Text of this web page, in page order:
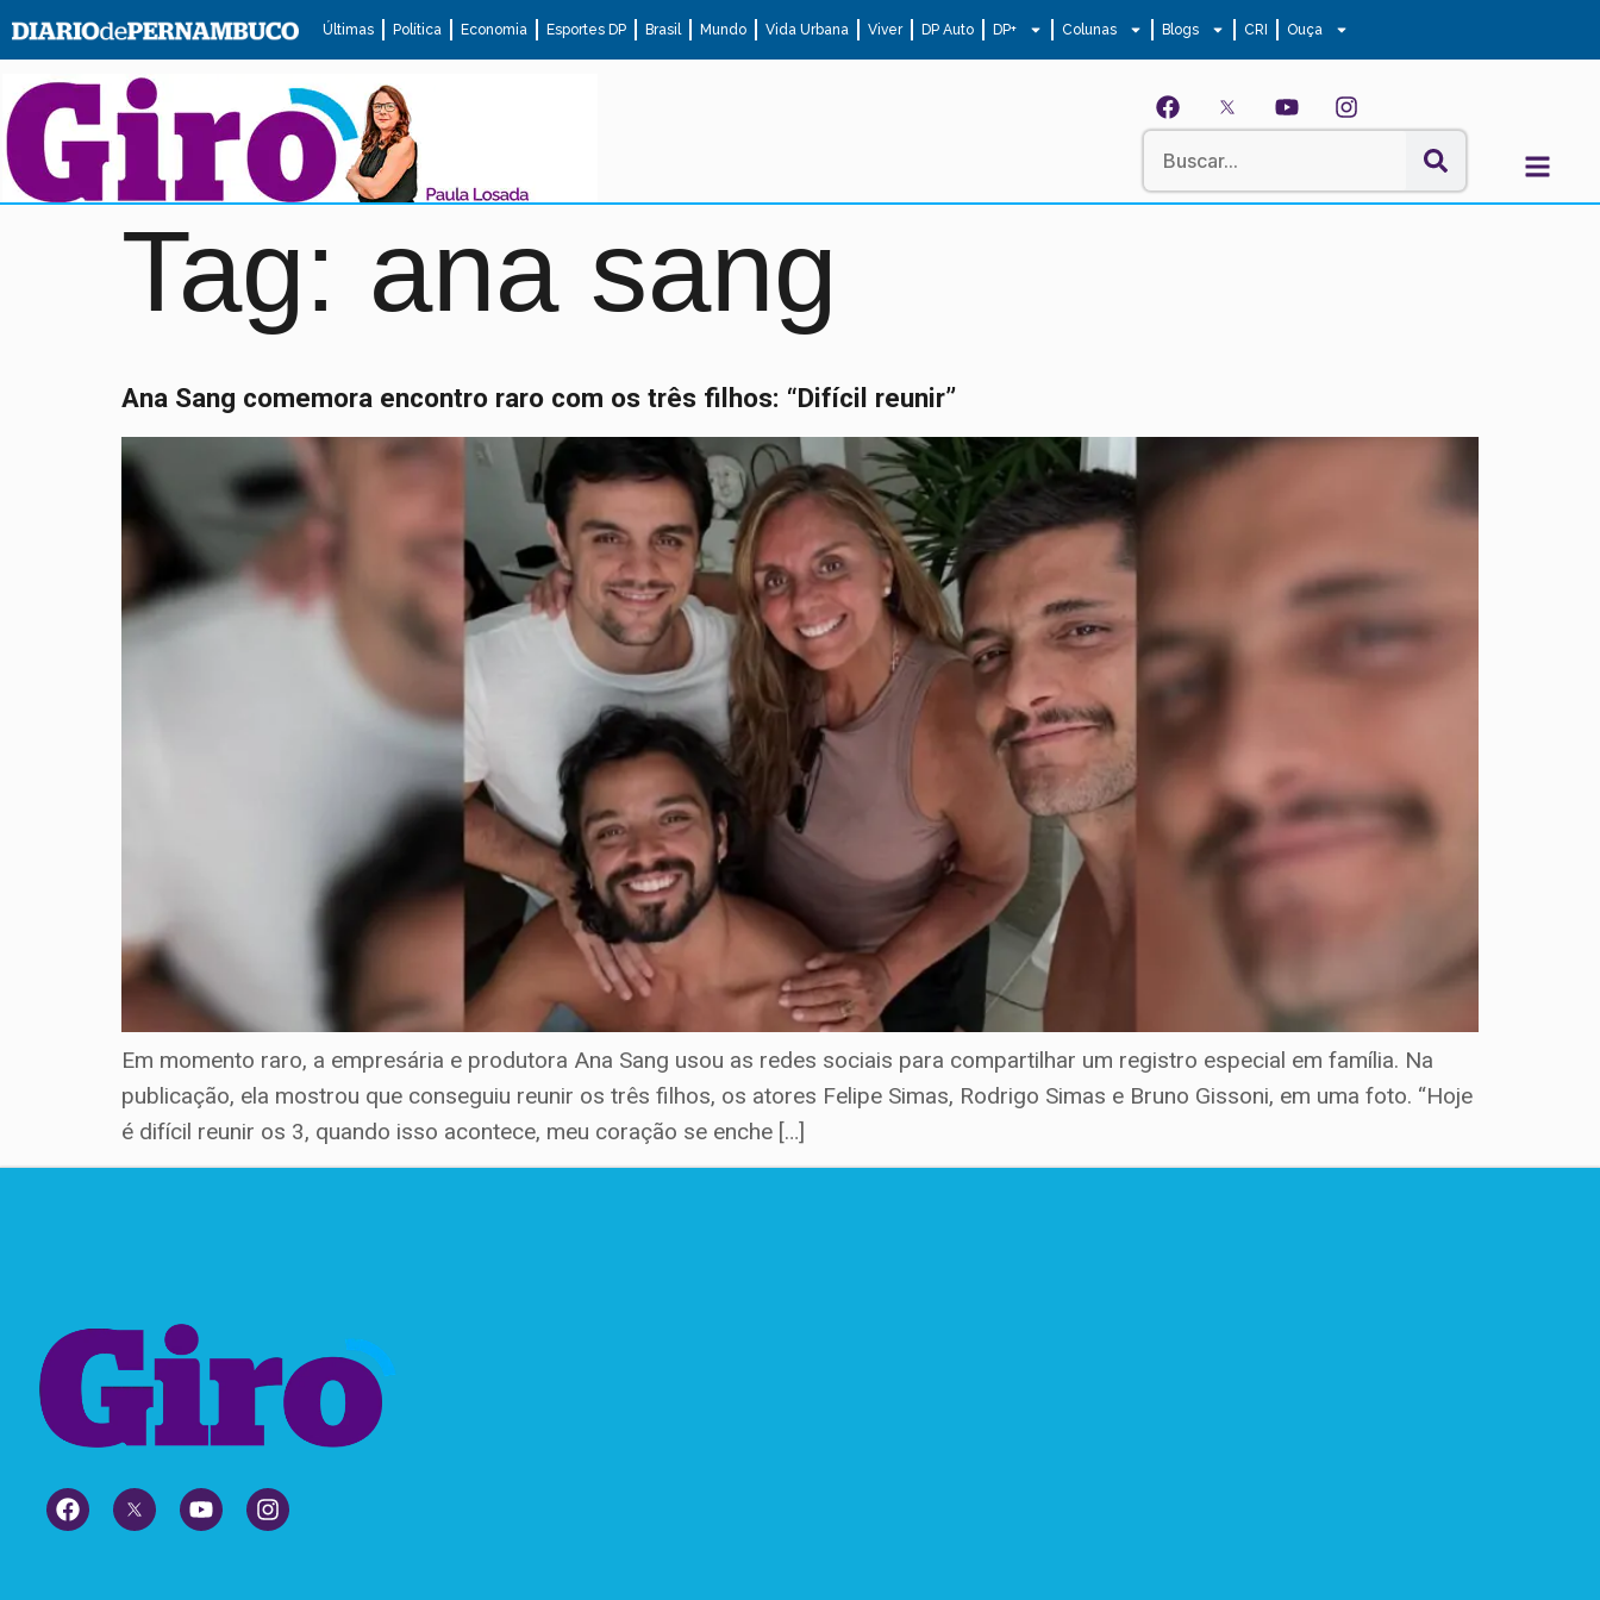
Últimas Política Economia Esportes DP Brasil Mundo Vida Urbana Viver DP Auto DP+ Colunas Blogs CRI Ouça
Tag: ana sang
Ana Sang comemora encontro raro com os três filhos: “Difícil reunir”
Em momento raro, a empresária e produtora Ana Sang usou as redes sociais para compartilhar um registro especial em família. Na
publicação, ela mostrou que conseguiu reunir os três filhos, os atores Felipe Simas, Rodrigo Simas e Bruno Gissoni, em uma foto. “Hoje
é difícil reunir os 3, quando isso acontece, meu coração se enche […]